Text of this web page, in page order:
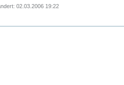
02.03.2006 19:22